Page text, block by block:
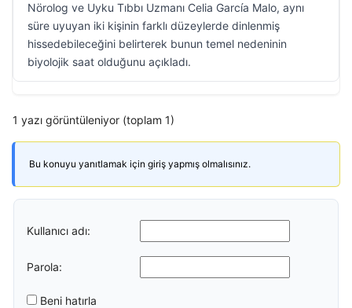
Nörolog ve Uyku Tıbbı Uzmanı Celia García Malo, aynı
süre uyuyan iki kişinin farklı düzeylerde dinlenmiş
hissedebileceğini belirterek bunun temel nedeninin
biyolojik saat olduğunu açıkladı.
1 yazı görüntüleniyor (toplam 1)
Bu konuyu yanıtlamak için giriş yapmış olmalısınız.
Kullanıcı adı:
Parola:
Beni hatırla